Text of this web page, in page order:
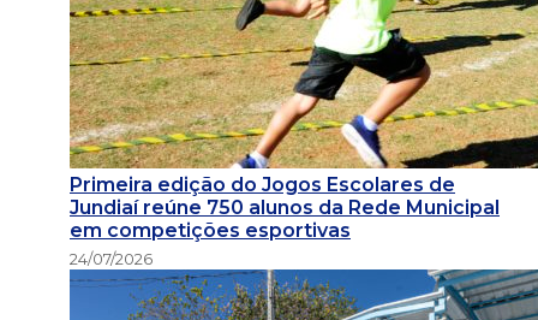
Primeira edição do Jogos Escolares de
Jundiaí reúne 750 alunos da Rede Municipal
em competições esportivas
24/07/2026